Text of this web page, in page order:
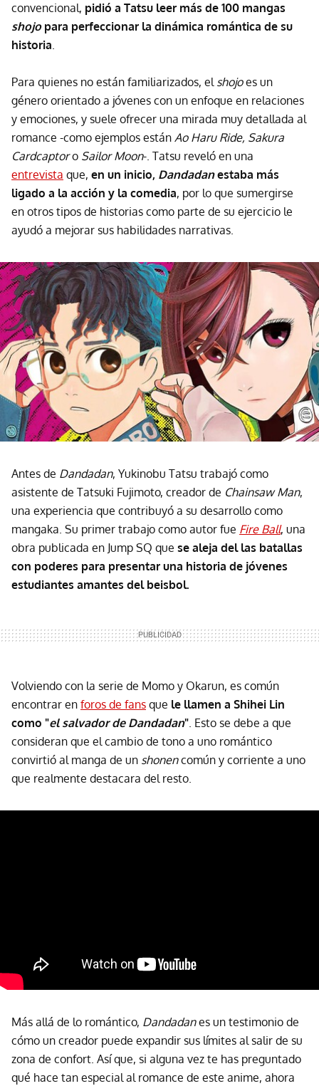
convencional, pidió a Tatsu leer más de 100 mangas
shojopara perfeccionar la dinámica romántica de su
historia.
Para quienes no están familiarizados, el shojoes un
género orientado a jóvenes con un enfoque en relaciones
y emociones, y suele ofrecer una mirada muy detallada al
romance -como ejemplos están Ao Haru Ride, Sakura
Cardcaptoro Sailor Moon-. Tatsu reveló en una
entrevista que, en un inicio, Dandadanestaba más
ligado a la acción y la comedia, por lo que sumergirse
en otros tipos de historias como parte de su ejercicio le
ayudó a mejorar sus habilidades narrativas.
Antes de Dandadan, Yukinobu Tatsu trabajó como
asistente de Tatsuki Fujimoto, creador de Chainsaw Man,
una experiencia que contribuyó a su desarrollo como
mangaka. Su primer trabajo como autor fue Fire Ball, una
obra publicada en Jump SQ que se aleja del las batallas
con poderes para presentar una historia de jóvenes
estudiantes amantes del beisbol.
Volviendo con la serie de Momo y Okarun, es común
encontrar en foros de fans que le llamen a Shihei Lin
como "el salvador de Dandadan". Esto se debe a que
consideran que el cambio de tono a uno romántico
convirtió al manga de un shonencomún y corriente a uno
que realmente destacara del resto.
Más allá de lo romántico, Dandadanes un testimonio de
cómo un creador puede expandir sus límites al salir de su
zona de confort. Así que, si alguna vez te has preguntado
qué hace tan especial al romance de este anime, ahora